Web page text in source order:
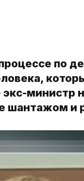
по
министр
шантажом и